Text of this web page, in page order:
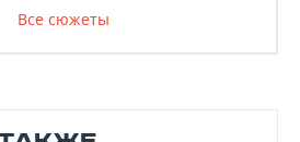
Все сюжеты